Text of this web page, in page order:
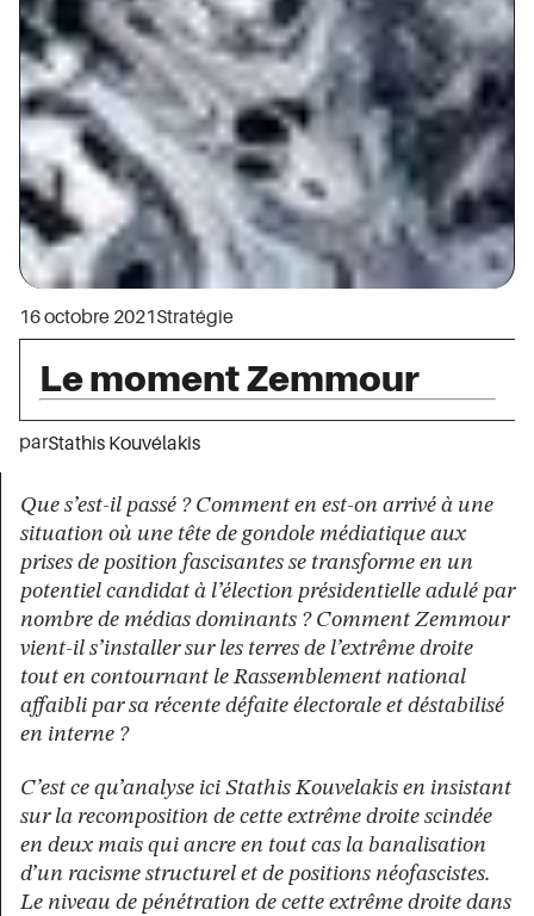
16 octobre 2021Stratégie
Le moment Zemmour
parStathis Kouvélakis
Que s’est-il passé ? Comment en est-on arrivé à une
situation où une tête de gondole médiatique aux
prises de position fascisantes se transforme en un
potentiel candidat à l’élection présidentielle adulé par
nombre de médias dominants ? Comment Zemmour
vient-il s’installer sur les terres de l’extrême droite
tout en contournant le Rassemblement national
affaibli par sa récente défaite électorale et déstabilisé
en interne ?
C’est ce qu’analyse ici Stathis Kouvelakis en insistant
sur la recomposition de cette extrême droite scindée
en deux mais qui ancre en tout cas la banalisation
d’un racisme structurel et de positions néofascistes.
Le niveau de pénétration de cette extrême droite dans